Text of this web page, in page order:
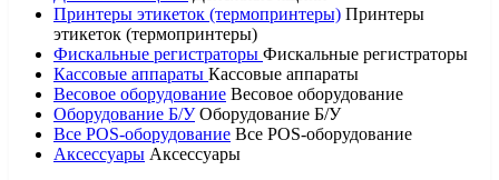
Принтеры этикеток (термопринтеры) Принтеры
этикеток (термопринтеры)
Фискальные регистраторы Фискальные регистраторы
Кассовые аппараты Кассовые аппараты
Весовое оборудование Весовое оборудование
Оборудование Б/У Оборудование Б/У
Все POS-оборудование Все POS-оборудование
Аксессуары Аксессуары